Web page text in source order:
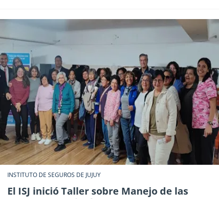
INSTITUTO DE SEGUROS DE JUJUY
El ISJ inició Taller sobre Manejo de las